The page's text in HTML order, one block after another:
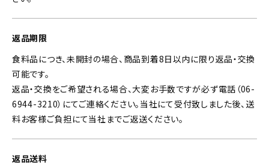
返品期限
食料品につき、未開封の場合、商品到着8日以内に限り返品・交換
可能です。
返品・交換をご希望される場合、大変お手数ですが必ず電話（06-
6944-3210）にてご連絡ください。当社にて受付致しました後、送
料お客様ご負担にて当社までご返送ください。
返品送料